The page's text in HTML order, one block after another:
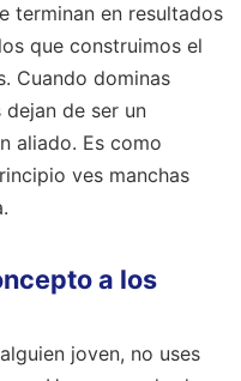
terminan en resultados
que construimos el
Cuando dominas
de ser un
aliado. Es como
ves manchas
a los
joven, no uses